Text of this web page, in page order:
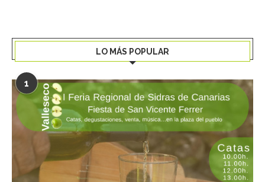
LO MÁS POPULAR
1